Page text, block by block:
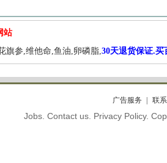
站
旗参,维他命,鱼油,卵磷脂,30天退货保证.买
广告服务 联
Jobs. Contact us. Privacy Policy.